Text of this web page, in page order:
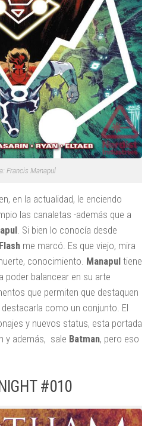
Francis Manapul
en la actualidad, le enciendo
las canaletas -además que a
. Si bien lo conocía desde
Flash me marcó. Es que viejo, mira
conocimiento. Manapul tiene
poder balancear en su arte
que permiten que destaquen
como un conjunto. El
y nuevos status, esta portada
y además, sale Batman, pero eso
#010